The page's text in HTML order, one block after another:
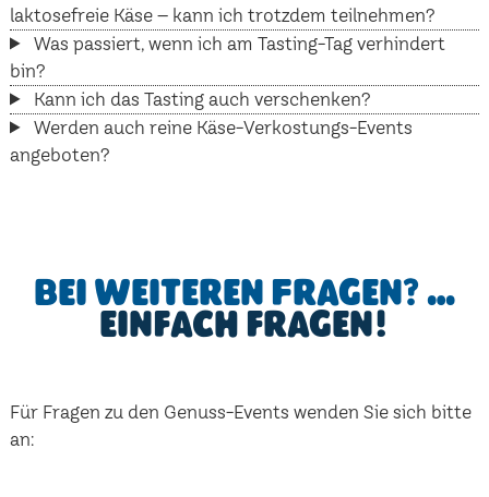
laktosefreie Käse – kann ich trotzdem teilnehmen?
Was passiert, wenn ich am Tasting-Tag verhindert
bin?
Kann ich das Tasting auch verschenken?
Werden auch reine Käse-Verkostungs-Events
angeboten?
Bei weiteren Fragen? …
einfach fragen!
Für Fragen zu den Genuss-Events wenden Sie sich bitte
an: